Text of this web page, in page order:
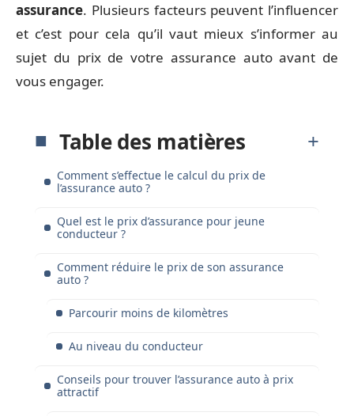
assurance. Plusieurs facteurs peuvent l’influencer
et c’est pour cela qu’il vaut mieux s’informer au
sujet du prix de votre assurance auto avant de
vous engager.
Table des matières
Comment s’effectue le calcul du prix de
l’assurance auto ?
Quel est le prix d’assurance pour jeune
conducteur ?
Comment réduire le prix de son assurance
auto ?
Parcourir moins de kilomètres
Au niveau du conducteur
Conseils pour trouver l’assurance auto à prix
attractif